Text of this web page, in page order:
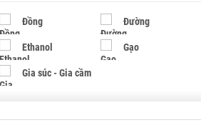
Đồng Đường
Ethanol Gạo
Gia súc - Gia cầm